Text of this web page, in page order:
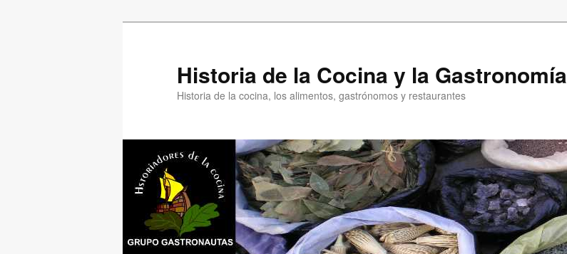
Historia de la Cocina y la Gastronomía
Historia de la cocina, los alimentos, gastrónomos y restaurantes